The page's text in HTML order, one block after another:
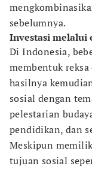
sebelumnya.
Investasi melalui
Di Indonesia,
membentuk reksa
hasilnya
sosial dengan
pelestarian
pendidikan, dan
Meskipun
tujuan sosial